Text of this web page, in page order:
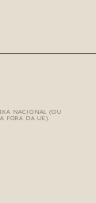
NACIONAL (OU
FORA DA UE).